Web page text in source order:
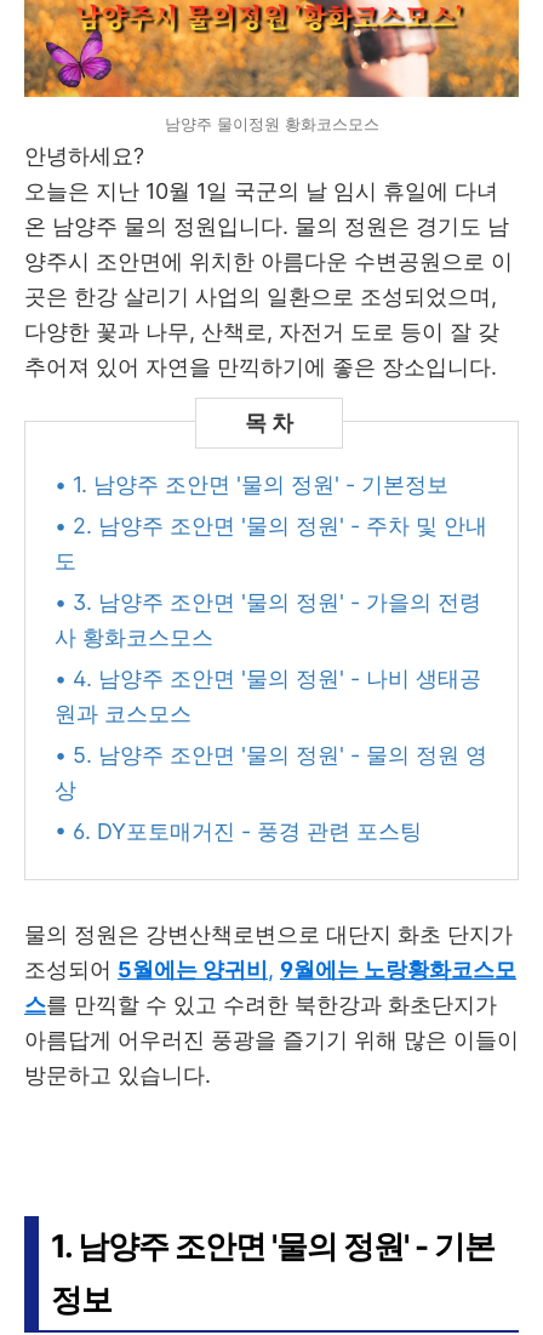
남양주 물이정원 황화코스모스
안녕하세요?
오늘은 지난 10월 1일 국군의 날 임시 휴일에 다녀
온 남양주 물의 정원입니다. 물의 정원은 경기도 남
양주시 조안면에 위치한 아름다운 수변공원으로 이
곳은 한강 살리기 사업의 일환으로 조성되었으며,
다양한 꽃과 나무, 산책로, 자전거 도로 등이 잘 갖
추어져 있어 자연을 만끽하기에 좋은 장소입니다.
• 1. 남양주 조안면 '물의 정원' - 기본정보
• 2. 남양주 조안면 '물의 정원' - 주차 및 안내
도
• 3. 남양주 조안면 '물의 정원' - 가을의 전령
사 황화코스모스
• 4. 남양주 조안면 '물의 정원' - 나비 생태공
원과 코스모스
• 5. 남양주 조안면 '물의 정원' - 물의 정원 영
상
• 6. DY포토매거진 - 풍경 관련 포스팅
물의 정원은 강변산책로변으로 대단지 화초 단지가
조성되어 5월에는 양귀비 , 9월에는 노랑황화코스모
스를 만끽할 수 있고 수려한 북한강과 화초단지가
아름답게 어우러진 풍광을 즐기기 위해 많은 이들이
방문하고 있습니다.
1. 남양주 조안면 '물의 정원' - 기본
정보